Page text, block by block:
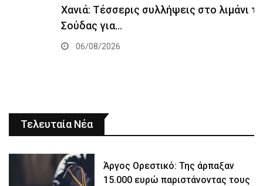
Χανιά: Τέσσερις συλλήψεις στο λιμάνι της
Σούδας για…
06/08/2026
Τελευταία Νέα
Άργος Ορεστικό: Της άρπαξαν
15.000 ευρώ παριστάνοντας τους